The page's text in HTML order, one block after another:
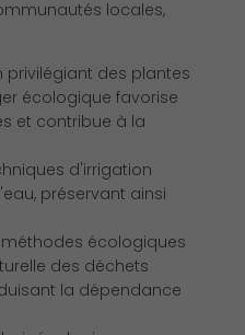
locales,
privilégiant des plantes
écologique favorise
et contribue à la
d'irrigation
préservant ainsi
écologiques
des déchets
la dépendance